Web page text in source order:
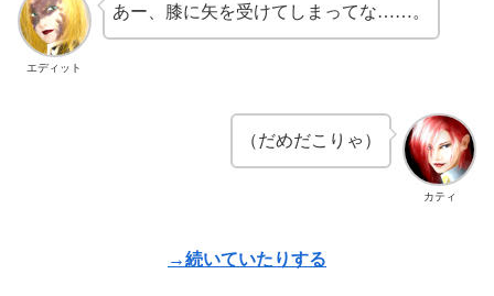
エディット
あー、膝に矢を受けてしまってな……。
カティ
（だめだこりゃ）
→続いていたりする